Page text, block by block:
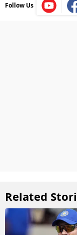
Follow Us
Related